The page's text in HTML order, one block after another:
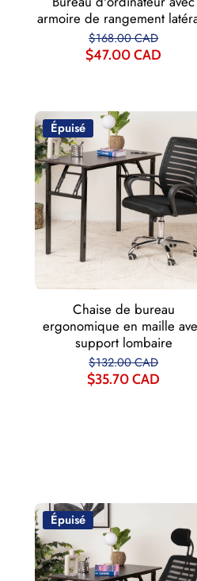
armoire de rangement
$168.00 CAD
$47.00 CAD
Épuisé
Chaise de bureau
ergonomique en maille
support lombaire
$132.00 CAD
$35.70 CAD
Épuisé